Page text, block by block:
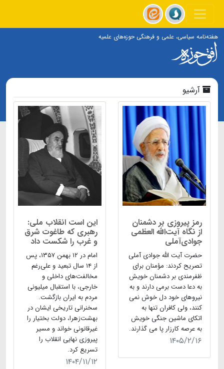
هفته‌نامه سیاسی، علمی و فرهنگی حوزه‌های علمیه
آرشیو
رمز پیروزی بر دشمنان
از نگاه آیت‌الله العظمی
جوادی‌آملی
حضرت آیت الله جوادی آملی
تصریح کردند: مؤمنان برای
ظفرمندی بر دشمنان خویش
به دعا دست برمی دارند و به
نیروهای خود دل خوش نمی
کنند، ولی کافران تنها به
اتکای ماشین جنگی خویش
به عرصه کارزار پا می گذارند.
۱۴۰۵/۲/۱۶
این است انقلاب ملی:
رهبری که طاغوت شرق
و غرب را شکست داد
امام در ۱۲ بهمن ۱۳۵۷، پس
از ۱۴ سال تبعید و علی‌رغم
مخالفت‌های داخلی و
خارجی، با استقبال میلیونی
مردم به ایران بازگشت.
سخنرانی تاریخی ایشان در
بهشت‌زهرا، دولت بختیار را
غیرقانونی خواند و مسیر
پیروزی نهایی انقلاب را
تسریع کرد.
۱۴۰۴/۱۱/۱۲